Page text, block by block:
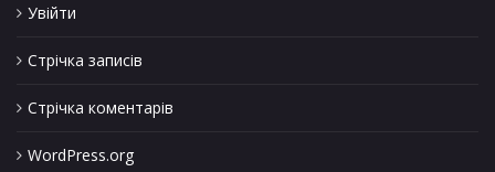
Увійти
Стрічка записів
Стрічка коментарів
WordPress.org